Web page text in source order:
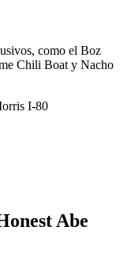
como el Boz
Chili Boat y Nacho
I-80
Abe